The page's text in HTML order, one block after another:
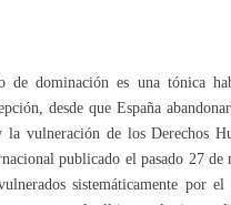
de dominación es una tónica
desde que España
vulneración de los Derechos
publicado el pasado 27 de
sistemáticamente